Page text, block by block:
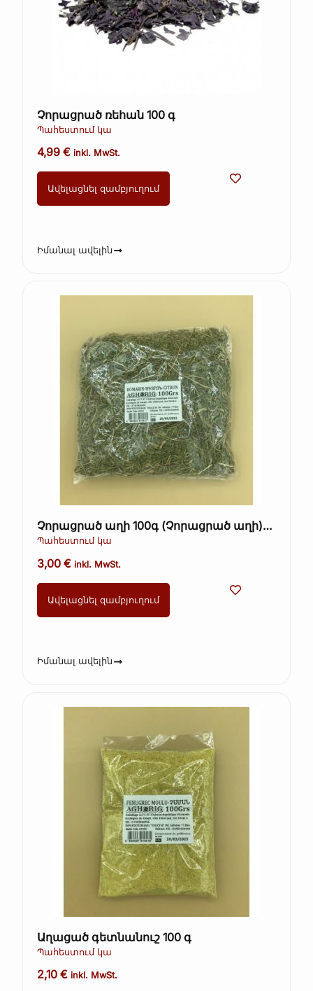
Չորացրած ռեհան 100 գ
Պահեստում կա
4,99€ inkl. MwSt.
Ավելացնել զամբյուղում
Իմանալ ավելին
Չորացրած աղի 100գ (Չորացրած աղի)
Օգտագործել մինչև 25.11.23
Պահեստում կա
3,00€ inkl. MwSt.
Ավելացնել զամբյուղում
Իմանալ ավելին
Աղացած գետնանուշ 100 գ
Պահեստում կա
2,10€ inkl. MwSt.